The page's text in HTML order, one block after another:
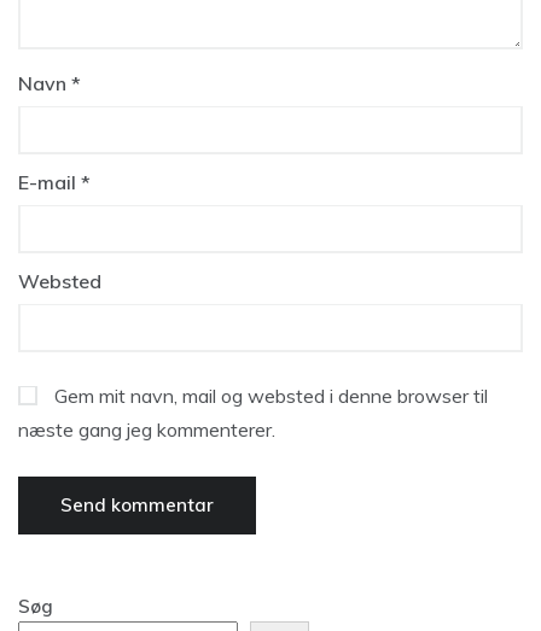
Navn *
E-mail *
Websted
Gem mit navn, mail og websted i denne browser til
næste gang jeg kommenterer.
Søg